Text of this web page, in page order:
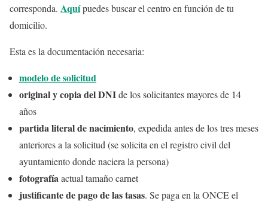
corresponda. Aquípuedes buscar el centro en función de tu
domicilio.
Esta es la documentación necesaria:
modelo de solicitud
original y copia del DNIde los solicitantes mayores de 14
años
partida literal de nacimiento, expedida antes de los tres meses
anteriores a la solicitud (se solicita en el registro civil del
ayuntamiento donde naciera la persona)
fotografíaactual tamaño carnet
justificante de pago de las tasas. Se paga en la ONCE el